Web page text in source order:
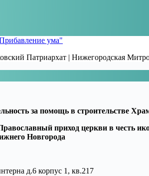
ума"
Патриархат | Нижегородская
за помощь в строительстве
приход церкви в честь
Новгорода
д.6 корпус 1, кв.217